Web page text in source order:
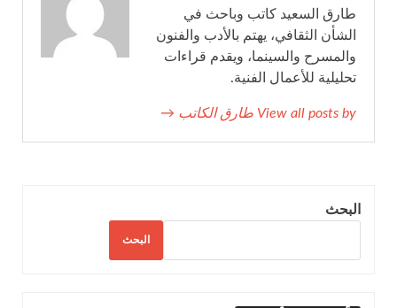
طارق السعيد كاتب وباحث في
الشأن الثقافي، يهتم بالأدب والفنون
والمسرح والسينما، ويقدم قراءات
تحليلية للأعمال الفنية.
View all posts by طارق الكاتب →
البحث
البحث